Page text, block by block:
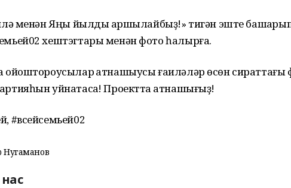
менән Яңы йылды ҡаршылайбыҙ!» тигән эште
хештэгтары менән фото һалырға.
ойоштороусылар ҡатнашыусы ғаиләләр өсөн
уйнатасаҡ! Проектта ҡатнашығыҙ!
#всейсемьей02
Нугаманов